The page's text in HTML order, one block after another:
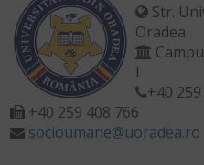
Str.
Oradea
I
+40
+40 259 408 766
socioumane@uoradea.ro